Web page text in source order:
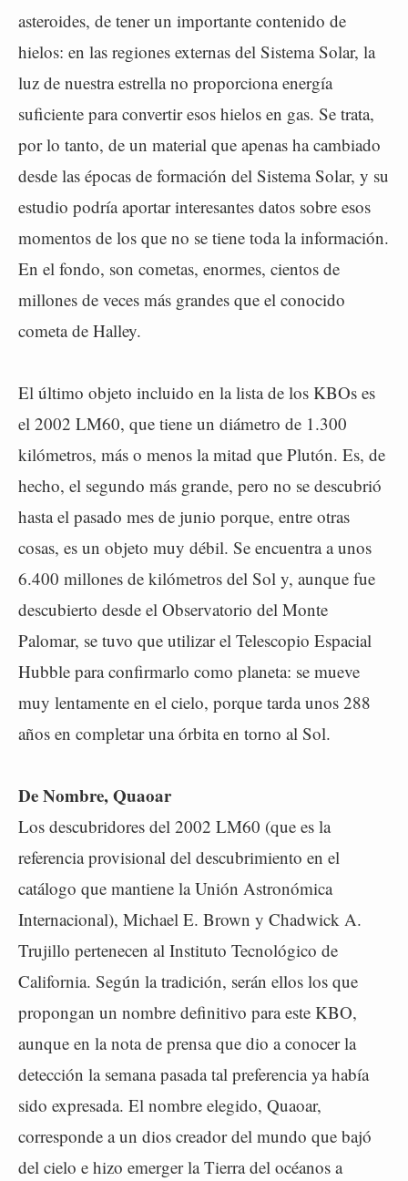
asteroides, de tener un importante contenido de
hielos: en las regiones externas del Sistema Solar, la
luz de nuestra estrella no proporciona energía
suficiente para convertir esos hielos en gas. Se trata,
por lo tanto, de un material que apenas ha cambiado
desde las épocas de formación del Sistema Solar, y su
estudio podría aportar interesantes datos sobre esos
momentos de los que no se tiene toda la información.
En el fondo, son cometas, enormes, cientos de
millones de veces más grandes que el conocido
cometa de Halley.
El último objeto incluido en la lista de los KBOs es
el 2002 LM60, que tiene un diámetro de 1.300
kilómetros, más o menos la mitad que Plutón. Es, de
hecho, el segundo más grande, pero no se descubrió
hasta el pasado mes de junio porque, entre otras
cosas, es un objeto muy débil. Se encuentra a unos
6.400 millones de kilómetros del Sol y, aunque fue
descubierto desde el Observatorio del Monte
Palomar, se tuvo que utilizar el Telescopio Espacial
Hubble para confirmarlo como planeta: se mueve
muy lentamente en el cielo, porque tarda unos 288
años en completar una órbita en torno al Sol.
De Nombre, Quaoar
Los descubridores del 2002 LM60 (que es la
referencia provisional del descubrimiento en el
catálogo que mantiene la Unión Astronómica
Internacional), Michael E. Brown y Chadwick A.
Trujillo pertenecen al Instituto Tecnológico de
California. Según la tradición, serán ellos los que
propongan un nombre definitivo para este KBO,
aunque en la nota de prensa que dio a conocer la
detección la semana pasada tal preferencia ya había
sido expresada. El nombre elegido, Quaoar,
corresponde a un dios creador del mundo que bajó
del cielo e hizo emerger la Tierra del océanos a